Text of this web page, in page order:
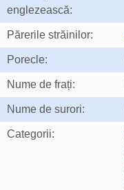
englezească:
Părerile străinilor:
Porecle:
Nume de frați:
Nume de surori:
Categorii: